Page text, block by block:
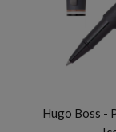
Hugo Boss -